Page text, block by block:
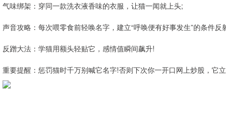
气味绑架：穿同一款洗衣液香味的衣服，让猫一闻就上头;
声音攻略：每次喂零食前轻唤名字，建立“呼唤便有好事发生”的条件反
反蹭大法：学猫用额头轻贴它，感情值瞬间飙升!
重要提醒：惩罚猫时千万别喊它名字!否则下次你一开口网上炒股，它立